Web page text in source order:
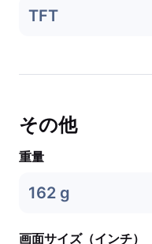
TFT
その他
重量
162 g
画面サイズ（インチ）